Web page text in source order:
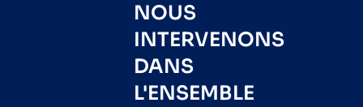
NOUS
INTERVENONS
DANS
L'ENSEMBLE